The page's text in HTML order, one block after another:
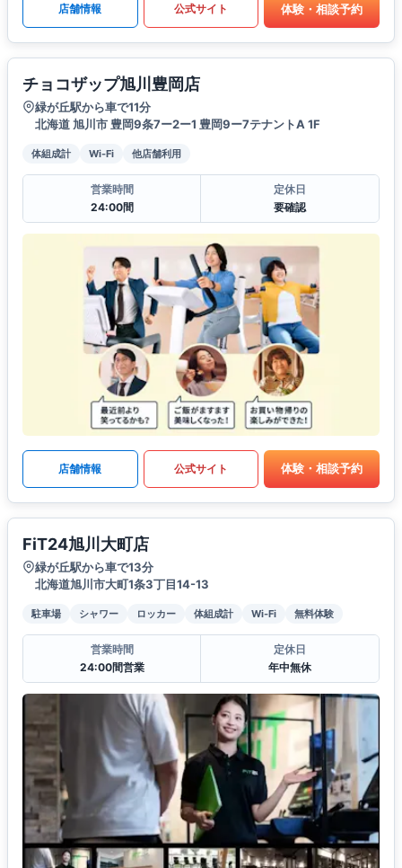
店舗情報 公式サイト 体験・相談予約
チョコザップ旭川豊岡店
緑が丘駅から車で11分
北海道 旭川市 豊岡9条7ー2ー1 豊岡9ー7テナントA 1F
体組成計 Wi-Fi 他店舗利用
営業時間
24:00間
定休日
要確認
店舗情報 公式サイト 体験・相談予約
FiT24旭川大町店
緑が丘駅から車で13分
北海道旭川市大町1条3丁目14-13
駐車場 シャワー ロッカー 体組成計 Wi-Fi 無料体験
営業時間
24:00間営業
定休日
年中無休